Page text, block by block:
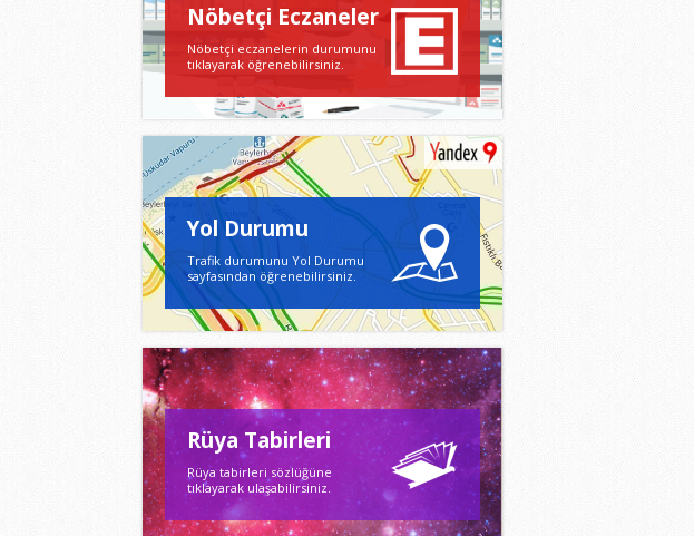
Nöbetçi Eczaneler
Nöbetçi eczanelerin durumunu
tıklayarak öğrenebilirsiniz.
Yol Durumu
Trafik durumunu Yol Durumu
sayfasından öğrenebilirsiniz.
Rüya Tabirleri
Rüya tabirleri sözlüğüne
tıklayarak ulaşabilirsiniz.